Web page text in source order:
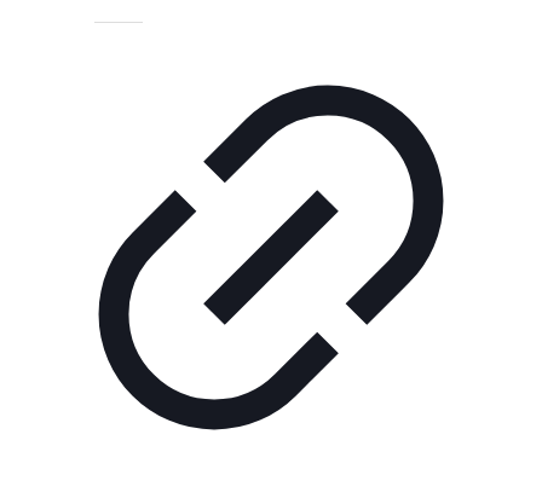
Технологии
читателя
Блокчейн
О
нас
Помощь
проекту